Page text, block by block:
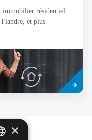
immobilier résidentiel
Flandre, et plus
Savoir
plus
×